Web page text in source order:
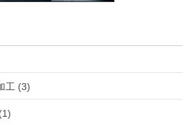
工 (3)